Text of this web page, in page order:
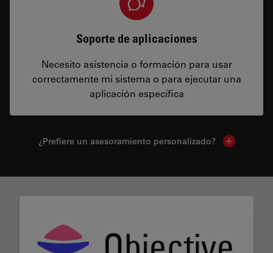
Soporte de aplicaciones
Necesito asistencia o formación para usar
correctamente mi sistema o para ejecutar una
aplicación específica
¿Prefiere un asesoramiento personalizado? Show local